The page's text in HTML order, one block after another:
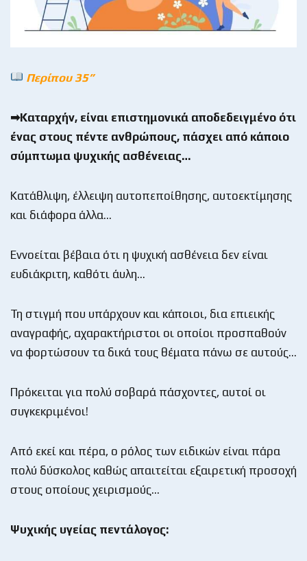
Περίπου 35”
➡Καταρχήν, είναι επιστημονικά αποδεδειγμένο ότι
ένας στους πέντε ανθρώπους, πάσχει από κάποιο
σύμπτωμα ψυχικής ασθένειας…
Κατάθλιψη, έλλειψη αυτοπεποίθησης, αυτοεκτίμησης
και διάφορα άλλα…
Εννοείται βέβαια ότι η ψυχική ασθένεια δεν είναι
ευδιάκριτη, καθότι άυλη…
Τη στιγμή που υπάρχουν και κάποιοι, δια επιεικής
αναγραφής, αχαρακτήριστοι οι οποίοι προσπαθούν
να φορτώσουν τα δικά τους θέματα πάνω σε αυτούς…
Πρόκειται για πολύ σοβαρά πάσχοντες, αυτοί οι
συγκεκριμένοι!
Από εκεί και πέρα, ο ρόλος των ειδικών είναι πάρα
πολύ δύσκολος καθώς απαιτείται εξαιρετική προσοχή
στους οποίους χειρισμούς…
Ψυχικής υγείας πεντάλογος: